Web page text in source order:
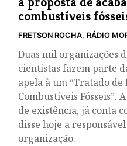
combustíveis
FRETSON ROCHA, RÁDIO
Duas mil organizações
cientistas fazem parte
apela à um “Tratado
Combustíveis Fósseis”.
de existência, já conta
disse hoje a
organização.